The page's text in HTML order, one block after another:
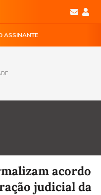
ASSINANTE
acordo
judicial da